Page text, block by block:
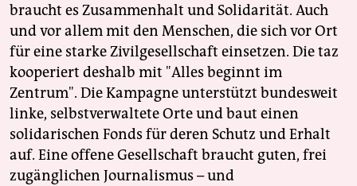
braucht es Zusammenhalt und Solidarität. Auch
und vor allem mit den Menschen, die sich vor Ort
für eine starke Zivilgesellschaft einsetzen. Die taz
kooperiert deshalb mit "Alles beginnt im
Zentrum". Die Kampagne unterstützt bundesweit
linke, selbstverwaltete Orte und baut einen
solidarischen Fonds für deren Schutz und Erhalt
auf. Eine offene Gesellschaft braucht guten, frei
zugänglichen Journalismus – und